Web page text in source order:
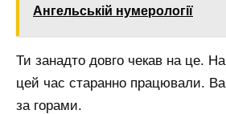
Ангельській нумерології
Ти занадто довго чекав на це.
цей час старанно працювали.
за горами.